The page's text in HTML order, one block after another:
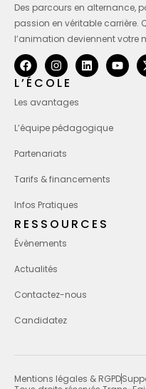
Des parcours en alternance,
passion en véritable carrière.
l’animation deviennent votre
L’ÉCOLE
Les avantages
L’équipe pédagogique
Partenariats
Tarifs & financements
Infos Pratiques
RESSOURCES
Évènements
Actualités
Contactez-nous
Candidatez
Mentions légales & RGPD